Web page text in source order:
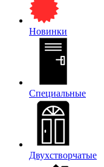
Новинки
Специальные
Двухстворчатые